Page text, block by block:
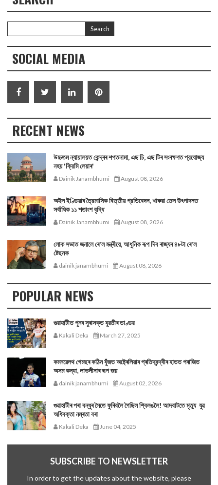
SOCIAL MEDIA
RECENT NEWS
উচ্চতম ন্যায়ালয়ত কেন্দ্ৰৰ শপতনামা, এছ চি, এছ টিৰ সংৰক্ষণত প্রযোজ্য
নহয় 'ক্রিমি লেয়াৰ'
Dainik Janambhumi August 08, 2026
অইল ইণ্ডিয়াৰ ত্রৈমাসিক বিত্তীয় প্রতিবেদন, খাৰুৱা তেল উৎপাদনত
সর্বাধিক ১১ শতাংশ বৃদ্ধি
Dainik Janambhumi August 08, 2026
লোক সভাত জনালে ৰে'ল মন্ত্ৰীয়ে, আধুনিক ৰূপ দিব ৰাজ্যৰ ৪৮টা ৰে'ল
ষ্টেছনক
dainik janambhumi August 08, 2026
POPULAR NEWS
গুৱাহাটীত পুনৰ সুৰাসক্ত যুৱতীৰ তাণ্ডৱ
Kakali Deka March 27, 2025
কমনৱেলথ গেমছৰ কঠিন যুঁজত অষ্ট্ৰেলিয়াৰ প্ৰতিদ্বন্দ্বীৰ হাতত পৰাজিত
অসম কন্যা, লাভলীনাৰ ৰূপ জয়
dainik janambhumi August 02, 2026
গুৱাহাটীৰ পৰা বন্ধুৰ সৈতে ফুৰিবলৈ গৈছিল শ্বিলঙলৈ! আদবাটতে মৃত্যু যুৱ
অধিবক্তা নম্ৰতা বৰা
Kakali Deka June 04, 2025
SUBSCRIBE TO NEWSLETTER
In order to get the updates about the website, please